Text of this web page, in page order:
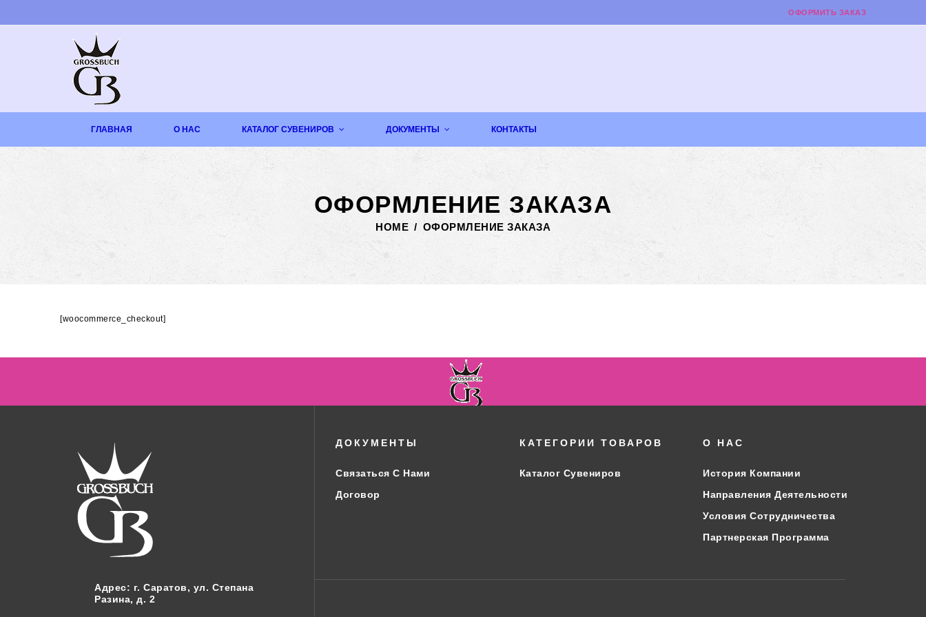
ОФОРМИТЬ ЗАКАЗ
ГЛАВНАЯ О НАС КАТАЛОГ СУВЕНИРОВ
СУВЕНИРЫ
ПРОИЗВОДСТВО
ДОКУМЕНТЫ
Вопрос-ответ
КОНТАКТЫ
ОФОРМЛЕНИЕ ЗАКАЗА
HOME / ОФОРМЛЕНИЕ ЗАКАЗА
[woocommerce_checkout]
Адрес: г. Саратов, ул. Степана
Разина, д. 2
ДОКУМЕНТЫ
Связаться С Нами
Договор
КАТЕГОРИИ ТОВАРОВ
Каталог Сувениров
О НАС
История Компании
Направления Деятельности
Условия Сотрудничества
Партнерская Программа